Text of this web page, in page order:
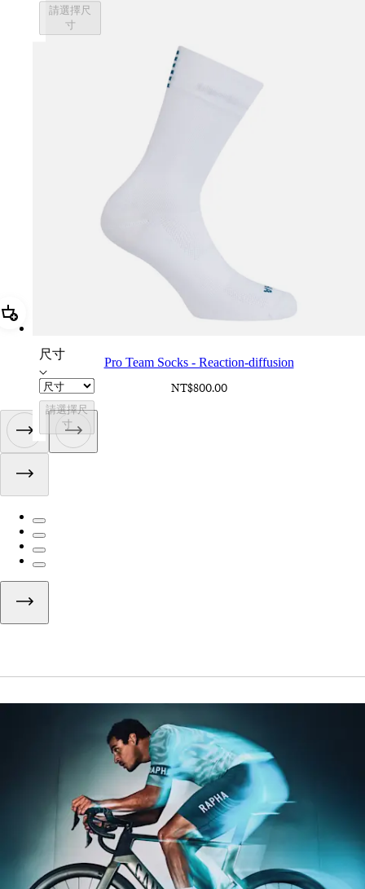
請選擇尺
寸
加進購物籃 Pro Team Socks - Reaction-diffusion
尺寸
請選擇尺
寸
Pro Team Socks - Reaction-diffusion
NT$800.00